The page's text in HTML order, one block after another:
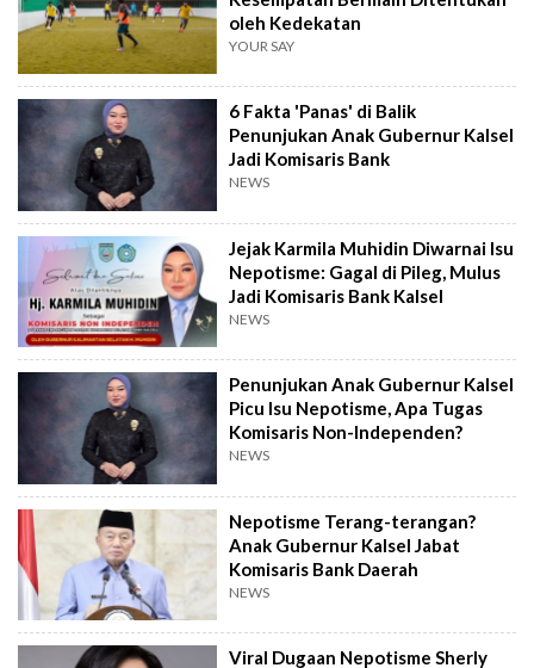
oleh Kedekatan
YOUR SAY
6 Fakta 'Panas' di Balik
Penunjukan Anak Gubernur Kalsel
Jadi Komisaris Bank
NEWS
Jejak Karmila Muhidin Diwarnai Isu
Nepotisme: Gagal di Pileg, Mulus
Jadi Komisaris Bank Kalsel
NEWS
Penunjukan Anak Gubernur Kalsel
Picu Isu Nepotisme, Apa Tugas
Komisaris Non-Independen?
NEWS
Nepotisme Terang-terangan?
Anak Gubernur Kalsel Jabat
Komisaris Bank Daerah
NEWS
Viral Dugaan Nepotisme Sherly